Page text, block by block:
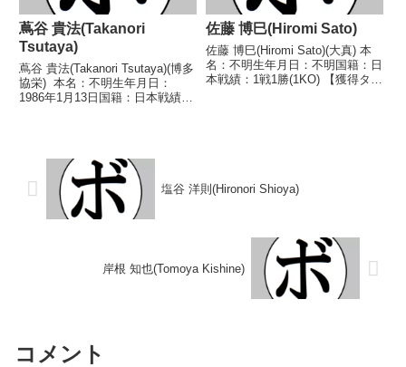
蔦谷 貴法(Takanori
Tsutaya)
蔦谷 貴法(Takanori Tsutaya)(博多
協栄) 本名：不明生年月日：
1986年1月13日国籍：日本戦績：
佐藤 博巳(Hiromi Sato)
佐藤 博巳(Hiromi Sato)(大真) 本
名：不明生年月日：不明国籍：日
本戦績：1戦1勝(1KO) 【獲得タイ
塩谷 洋則(Hironori Shioya)
岸根 知也(Tomoya Kishine)
コメント